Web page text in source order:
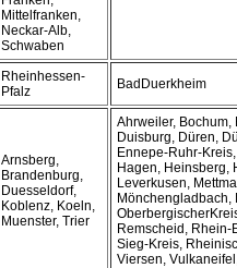
Mittelfranken,
Neckar-Alb,
Schwaben
Rheinhessen-
Pfalz
BadDuerkheim
Arnsberg,
Brandenburg,
Duesseldorf,
Koblenz, Koeln,
Muenster, Trier
Ahrweiler, Bochum,
Duisburg, Düren,
Ennepe-Ruhr-
Hagen, Heinsberg,
Leverkusen,
Mönchengladbach,
Remscheid, Rhein-
Sieg-Kreis,
Viersen,